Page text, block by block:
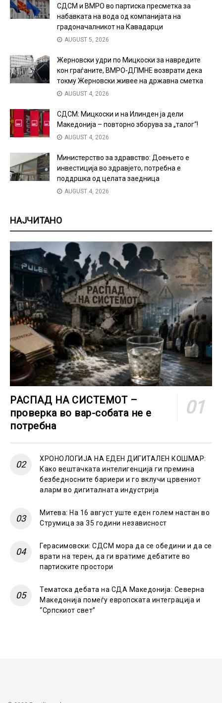
СДСМ и ВМРО во партиска пресметка за
набавката на вода од компанијата на
градоначалникот на Кавадарци
AUGUST 5, 2026
Жерновски удри по Мицкоски за навредите
кон граѓаните, ВМРО-ДПМНЕ возврати дека
токму Жерновски живее на државна сметка
AUGUST 4, 2026
СДСМ: Мицкоски и на Илинден ја дели
Македонија – повторно зборува за „талог“!
AUGUST 4, 2026
Министерство за здравство: Доењето е
инвестиција во здравјето, потребна е
поддршка од целата заедница
AUGUST 4, 2026
НАЈЧИТАНО
РАСПАД НА СИСТЕМОТ –
проверка во вар-собата не е
потребна
ХРОНОЛОГИЈА НА ЕДЕН ДИГИТАЛЕН КОШМАР:
Како вештачката интелигенција ги премина
безбедносните бариери и го вклучи црвениот
аларм во дигиталната индустрија
Митева: На 16 август уште еден голем настан во
Струмица за 35 години независност
Герасимовски: СДСМ мора да се обедини и да се
врати на терен, да ги вратиме дебатите во
партиските простори
Тематска дебата на СДА Македонија: Северна
Македонија помеѓу европската интеграција и
“Српскиот свет”